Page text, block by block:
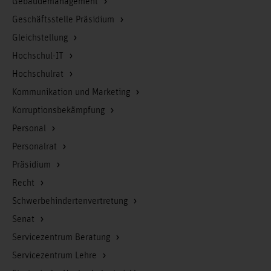
Geschäftsstelle Präsidium
Gleichstellung
Hochschul-IT
Hochschulrat
Kommunikation und Marketing
Korruptionsbekämpfung
Personal
Personalrat
Präsidium
Recht
Schwerbehindertenvertretung
Senat
Servicezentrum Beratung
Servicezentrum Lehre